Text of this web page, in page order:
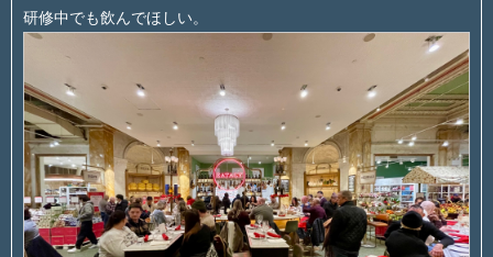
研修中でも飲んでほしい。